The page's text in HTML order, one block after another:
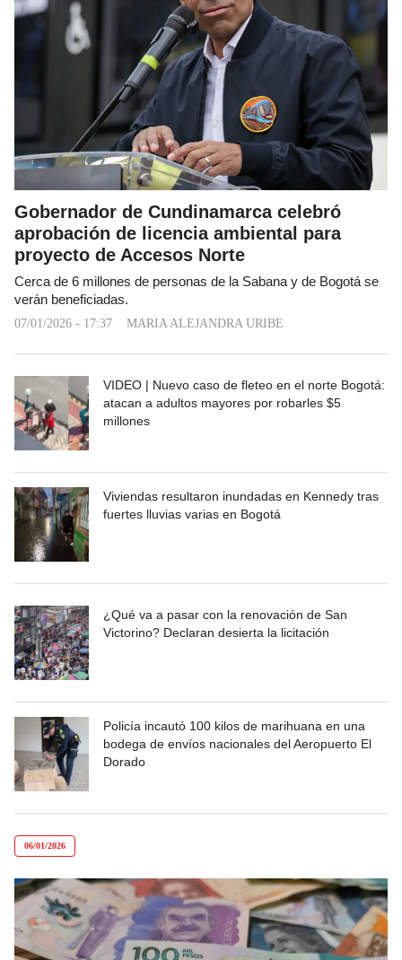
Gobernador de Cundinamarca celebró
aprobación de licencia ambiental para
proyecto de Accesos Norte
Cerca de 6 millones de personas de la Sabana y de Bogotá se
verán beneficiadas.
07/01/2026 - 17:37 MARIA ALEJANDRA URIBE
VIDEO | Nuevo caso de fleteo en el norte Bogotá:
atacan a adultos mayores por robarles $5
millones
Viviendas resultaron inundadas en Kennedy tras
fuertes lluvias varias en Bogotá
¿Qué va a pasar con la renovación de San
Victorino? Declaran desierta la licitación
Policía incautó 100 kilos de marihuana en una
bodega de envíos nacionales del Aeropuerto El
Dorado
06/01/2026